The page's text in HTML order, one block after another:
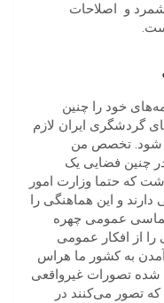
و
اصلاحات
خود را چنین
گردشگری ایران لازم
شود. تخصص من
چنین فضایی یک
که حتما وزارت امور
و این هماهنگی را
عمومی چهره
را از افکار عمومی
آمدن به کشور ما هراس
شده تصورات غیرواقعی
تصور می‌کنند در